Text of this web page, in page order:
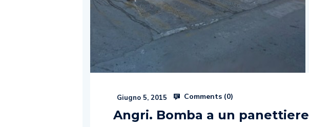
Giugno 5, 2015 Comments (0)
Angri. Bomba a un panettiere